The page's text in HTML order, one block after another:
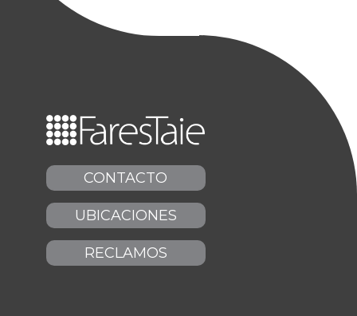
CONTACTO
UBICACIONES
RECLAMOS